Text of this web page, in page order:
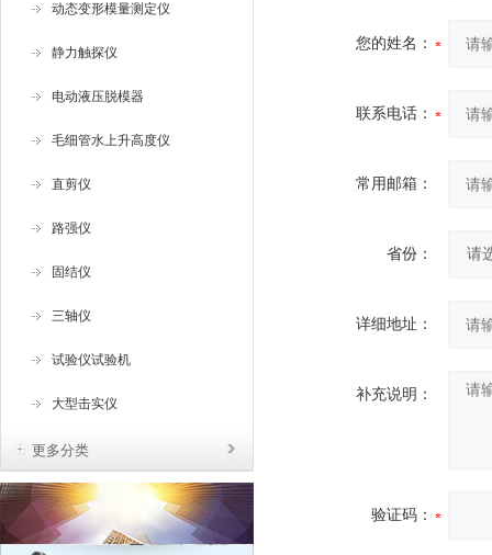
动态变形模量测定仪
静力触探仪
电动液压脱模器
毛细管水上升高度仪
直剪仪
路强仪
固结仪
三轴仪
试验仪试验机
大型击实仪
更多分类
您的姓名：
联系电话：
常用邮箱：
省份：
详细地址：
补充说明：
验证码：